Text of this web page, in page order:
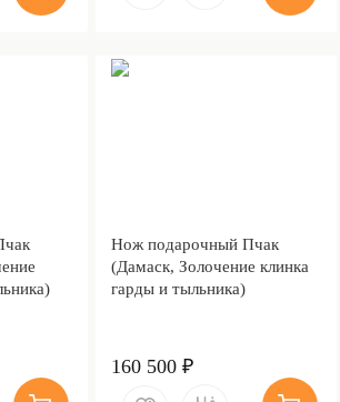
Нож подарочный Пчак
(Дамаск, Золочение клинка
гарды и тыльника)
160 500 ₽